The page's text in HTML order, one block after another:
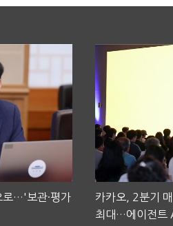
로…'보관·평가
카카오, 2분기
최대…에이전트